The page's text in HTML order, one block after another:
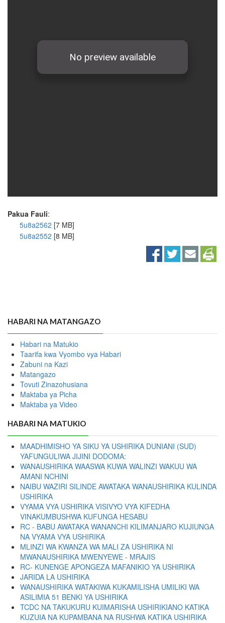
Pakua Fauli:
5u8a2562 [7 MB]
5u8a2552 [8 MB]
HABARI NA MATANGAZO
Habari na Matukio
Taarifa kwa Vyombo vya Habari
Zabuni na Kazi
Matangazo
Tovuti Zinazohusiana
Maktaba ya Picha
Maktaba ya Video
HABARI NA MATUKIO
MAADHIMISHO YA SIKU YA USHIRIKA DUNIANI (SUD)
YAFUNGULIWA JIJINI DODOMA:
WANAUSHIRIKA WAASWA KUWA WALINZI WAKUU WA
AMANI NCHINI
NAIBU WAZIRI SILINDE AWATAKA WANAUSHIRIKA KULINDA
USHIRIKA
VYAMA VYA USHIRIKA VISIVYO VYA KIFEDHA
VINAKUMBUSHWA KUFUNGA HESABU
RC - BABU AWATAKA WANANCHI KILIMANJARO KUJIUNGA
NA VYAMA VYA USHIRIKA
MLINZI WA KWANZA WA MALI ZA USHIRIKA NI
MWANAUSHIRIKA MWENYEWE - MRAJIS
RC- KUNENGE APONGEZA MAFANIKIO YA USHIRIKA
JARIDA LA USHIRIKA
WANAUSHIRIKA WATAKIWA KUKAMILISHA UMILIKI WA
ASILIMIA 51 BENKI YA USHIRIKA
TCDC NA TAKUKURU KUIMARISHA USHIRIKIANO KATIKA
KUZUIA NA KUPAMBANA NA RUSHWA KATIKA USHIRIKA